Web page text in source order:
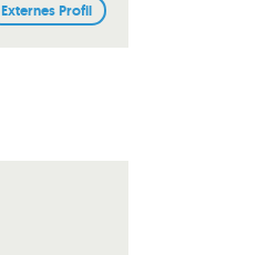
Externes Profil